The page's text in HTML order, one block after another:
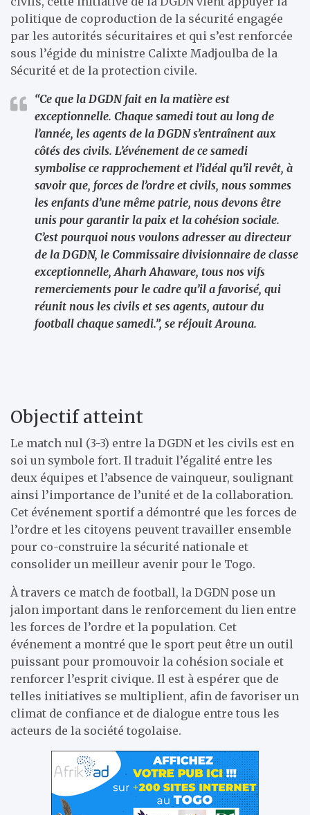
politique de coproduction de la sécurité engagée
par les autorités sécuritaires et qui s’est renforcée
sous l’égide du ministre Calixte Madjoulba de la
Sécurité et de la protection civile.
“Ce que la DGDN fait en la matière est
exceptionnelle. Chaque samedi tout au long de
l’année, les agents de la DGDN s’entraînent aux
côtés des civils. L’événement de ce samedi
symbolise ce rapprochement et l’idéal qu’il revêt, à
savoir que, forces de l’ordre et civils, nous sommes
les enfants d’une même patrie, nous devons être
unis pour garantir la paix et la cohésion sociale.
C’est pourquoi nous voulons adresser au directeur
de la DGDN, le Commissaire divisionnaire de classe
exceptionnelle, Aharh Ahaware, tous nos vifs
remerciements pour le cadre qu’il a favorisé, qui
réunit nous les civils et ses agents, autour du
football chaque samedi.”, se réjouit Arouna.
Objectif atteint
Le match nul (3-3) entre la DGDN et les civils est en
soi un symbole fort. Il traduit l’égalité entre les
deux équipes et l’absence de vainqueur, soulignant
ainsi l’importance de l’unité et de la collaboration.
Cet événement sportif a démontré que les forces de
l’ordre et les citoyens peuvent travailler ensemble
pour co-construire la sécurité nationale et
consolider un meilleur avenir pour le Togo.
À travers ce match de football, la DGDN pose un
jalon important dans le renforcement du lien entre
les forces de l’ordre et la population. Cet
événement a montré que le sport peut être un outil
puissant pour promouvoir la cohésion sociale et
renforcer l’esprit civique. Il est à espérer que de
telles initiatives se multiplient, afin de favoriser un
climat de confiance et de dialogue entre tous les
acteurs de la société togolaise.